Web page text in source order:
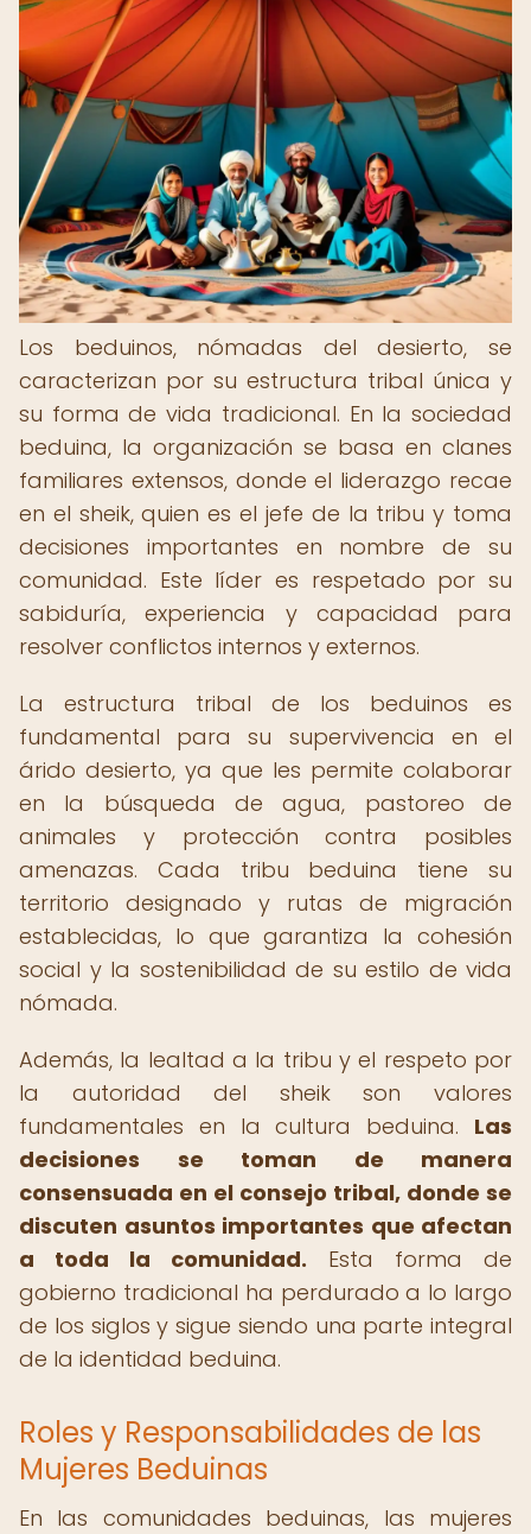
Los beduinos, nómadas del desierto, se
caracterizan por su estructura tribal única y
su forma de vida tradicional. En la sociedad
beduina, la organización se basa en clanes
familiares extensos, donde el liderazgo recae
en el sheik, quien es el jefe de la tribu y toma
decisiones importantes en nombre de su
comunidad. Este líder es respetado por su
sabiduría, experiencia y capacidad para
resolver conflictos internos y externos.
La estructura tribal de los beduinos es
fundamental para su supervivencia en el
árido desierto, ya que les permite colaborar
en la búsqueda de agua, pastoreo de
animales y protección contra posibles
amenazas. Cada tribu beduina tiene su
territorio designado y rutas de migración
establecidas, lo que garantiza la cohesión
social y la sostenibilidad de su estilo de vida
nómada.
Además, la lealtad a la tribu y el respeto por
la autoridad del sheik son valores
fundamentales en la cultura beduina. Las
decisiones se toman de manera
consensuada en el consejo tribal, donde se
discuten asuntos importantes que afectan
a toda la comunidad. Esta forma de
gobierno tradicional ha perdurado a lo largo
de los siglos y sigue siendo una parte integral
de la identidad beduina.
Roles y Responsabilidades de las
Mujeres Beduinas
En las comunidades beduinas, las mujeres